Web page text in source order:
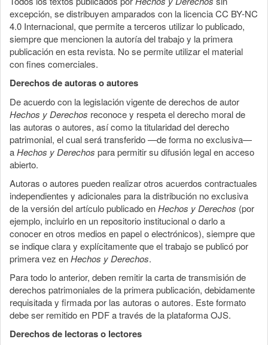
excepción, se distribuyen amparados con la licencia CC BY-NC
4.0 Internacional, que permite a terceros utilizar lo publicado,
siempre que mencionen la autoría del trabajo y la primera
publicación en esta revista. No se permite utilizar el material
con fines comerciales.
Derechos de autoras o autores
De acuerdo con la legislación vigente de derechos de autor
Hechos y Derechos reconoce y respeta el derecho moral de
las autoras o autores, así como la titularidad del derecho
patrimonial, el cual será transferido —de forma no exclusiva—
aHechos y Derechos para permitir su difusión legal en acceso
abierto.
Autoras o autores pueden realizar otros acuerdos contractuales
independientes y adicionales para la distribución no exclusiva
de la versión del artículo publicado enHechos y Derechos (por
ejemplo, incluirlo en un repositorio institucional o darlo a
conocer en otros medios en papel o electrónicos), siempre que
se indique clara y explícitamente que el trabajo se publicó por
primera vez enHechos y Derechos.
Para todo lo anterior, deben remitir la carta de transmisión de
derechos patrimoniales de la primera publicación, debidamente
requisitada y firmada por las autoras o autores. Este formato
debe ser remitido en PDF a través de la plataforma OJS.
Derechos de lectoras o lectores